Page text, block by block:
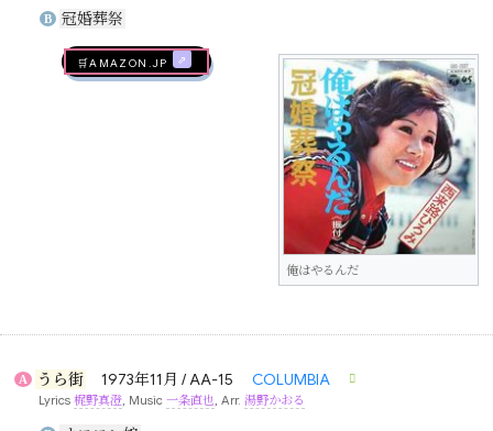
B 冠婚葬祭
俺はやるんだ
🛒AMAZON.jp
A うら街 1973年11月 / AA-15 COLUMBIA
Lyrics梶野真澄, Music一条直也, Arr.湯野かおる